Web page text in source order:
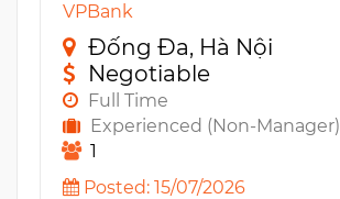
VPBank
Đống Đa, Hà Nội
Negotiable
Full Time
Experienced (Non-Manager)
1
Posted: 15/07/2026